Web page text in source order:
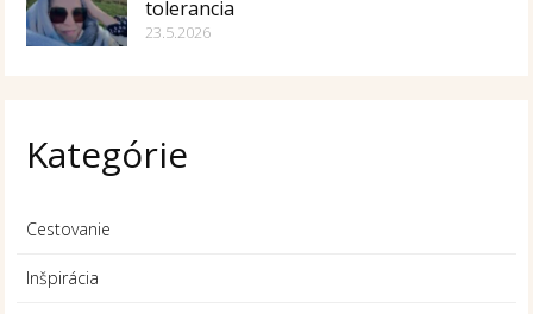
tolerancia
23.5.2026
Kategórie
Cestovanie
Inšpirácia